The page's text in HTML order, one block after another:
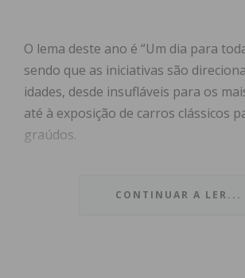
O lema deste ano é “Um dia para
sendo que as iniciativas são
idades, desde insufláveis para os
até à exposição de carros clássicos
graúdos.
com a receção aos avós, sendo que
CONTINUAR A LER...